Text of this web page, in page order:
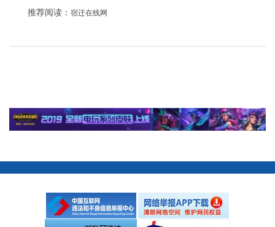
推荐阅读： 宿迁在线网